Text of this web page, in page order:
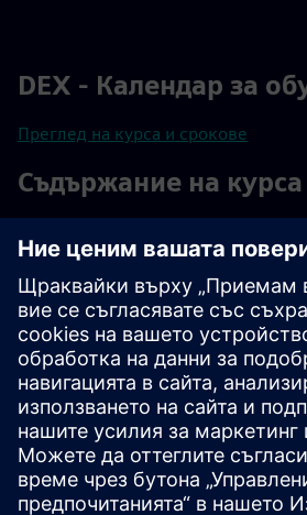
DEX - Календар за
Преглед на курса и срокове
Съдържание на курса
За повече подробности, моля,
нашата рецепция на DEX на +91
ни пишете на